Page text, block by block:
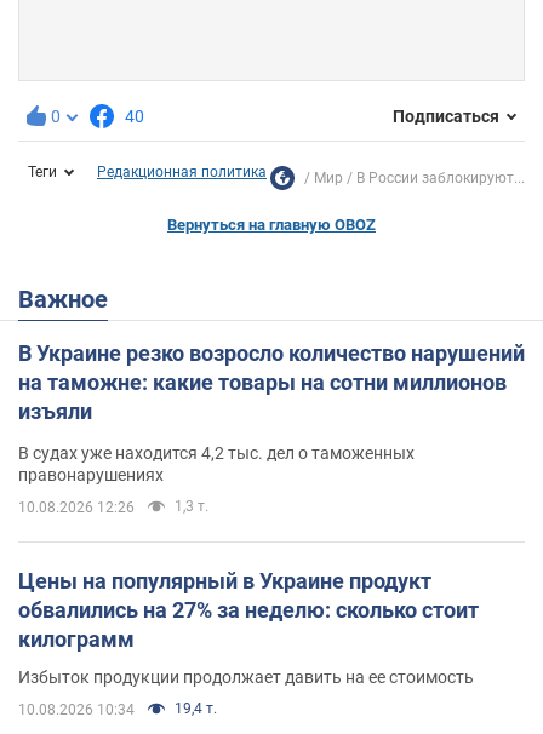
0 40 Подписаться
Теги Редакционная политика Мир В России заблокируют...
Вернуться на главную OBOZ
Важное
В Украине резко возросло количество нарушений
на таможне: какие товары на сотни миллионов
изъяли
В судах уже находится 4,2 тыс. дел о таможенных
правонарушениях
10.08.2026 12:26 1,3 т.
Цены на популярный в Украине продукт
обвалились на 27% за неделю: сколько стоит
килограмм
Избыток продукции продолжает давить на ее стоимость
10.08.2026 10:34 19,4 т.